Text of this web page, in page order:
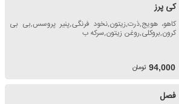
کی پرز
کاهو، هویج,ذرت,زیتون,نخود فرنگی,پنیر پروسس,بی بی
کرون,بروکلی,روغن زیتون,سرکه ب
94,000 تومان
فصل